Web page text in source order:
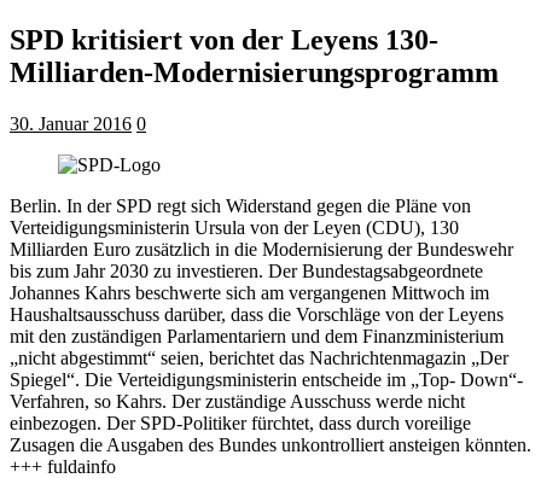
SPD kritisiert von der Leyens 130-
Milliarden-Modernisierungsprogramm
30. Januar 2016 0
Berlin. In der SPD regt sich Widerstand gegen die Pläne von
Verteidigungsministerin Ursula von der Leyen (CDU), 130
Milliarden Euro zusätzlich in die Modernisierung der Bundeswehr
bis zum Jahr 2030 zu investieren. Der Bundestagsabgeordnete
Johannes Kahrs beschwerte sich am vergangenen Mittwoch im
Haushaltsausschuss darüber, dass die Vorschläge von der Leyens
mit den zuständigen Parlamentariern und dem Finanzministerium
„nicht abgestimmt“ seien, berichtet das Nachrichtenmagazin „Der
Spiegel“. Die Verteidigungsministerin entscheide im „Top- Down“-
Verfahren, so Kahrs. Der zuständige Ausschuss werde nicht
einbezogen. Der SPD-Politiker fürchtet, dass durch voreilige
Zusagen die Ausgaben des Bundes unkontrolliert ansteigen könnten.
+++ fuldainfo